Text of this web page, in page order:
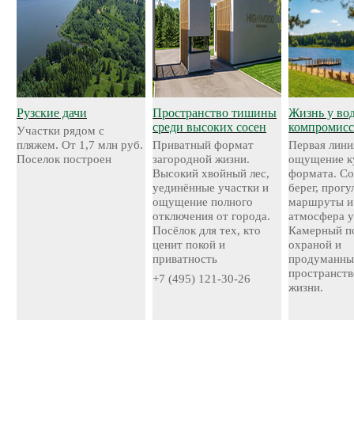
Рузские дачи
Участки рядом с
пляжем. От 1,7 млн руб.
Поселок построен
Пространство тишины
среди высоких сосен
Приватный формат
загородной жизни.
Высокий хвойный лес,
уединённые участки и
ощущение полного
отключения от города.
Посёлок для тех, кто
ценит покой и
приватность
+7 (495) 121-30-26
Жизнь у
Первая
ощущение
формата.
берег,
маршруты и
атмосфера
Камерный
охраной и
жизни.